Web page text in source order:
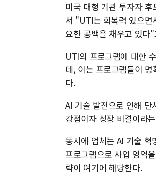
미국 대형 기관 투자자
서 "UTI는 회복력 있으면
요한 공백을 채우고 있다
UTI의 프로그램에 대한
데, 이는 프로그램들이
다.
AI 기술 발전으로 인해
강점이자 성장 비결이라
동시에 업체는 AI 기술 혁
프로그램으로 사업 영역
략이 여기에 해당한다.